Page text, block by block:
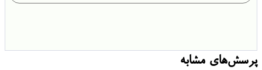
پرسش‌های مشابه